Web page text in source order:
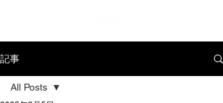
記事
All Posts